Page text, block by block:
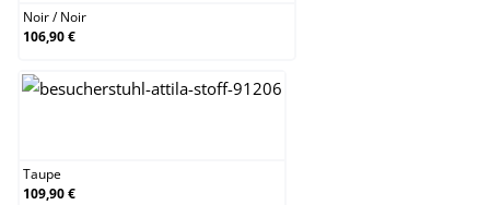
Noir/Noir
106,90 €
Taupe
109,90 €